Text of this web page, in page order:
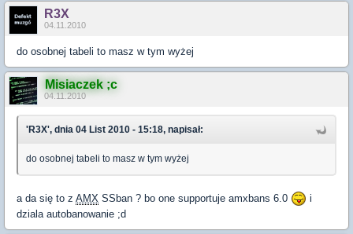
R3X
04.11.2010
do osobnej tabeli to masz w tym wyżej
Misiaczek ;c
04.11.2010
'R3X', dnia 04 List 2010 - 15:18, napisał:
do osobnej tabeli to masz w tym wyżej
a da się to z AMX SSban ? bo one supportuje amxbans 6.0
i
dziala autobanowanie ;d